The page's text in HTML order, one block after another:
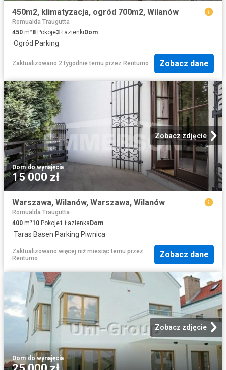
450m2, klimatyzacja, ogród 700m2, Wilanów
Romualda Traugutta
450 m²8 Pokoje3 ŁazienkiDom
·Ogród·Parking
Zaktualizowano 2 tygodnie temu przez Rentumo Zobacz dane
Zobacz zdjęcie
Dom·do wynajęcia
15 000 zł
Warszawa, Wilanów, Warszawa, Wilanów
Romualda Traugutta
400 m²10 Pokoje1 Łazienka Dom
·Taras·Basen·Parking·Piwnica
Zaktualizowano więcej niż miesiąc temu przez
Rentumo
Zobacz dane
Zobacz zdjęcie
Dom·do wynajęcia